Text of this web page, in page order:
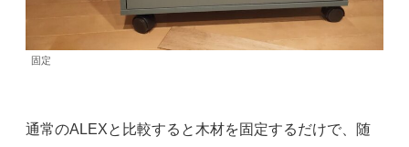
固定
通常のALEXと比較すると木材を固定するだけで、随